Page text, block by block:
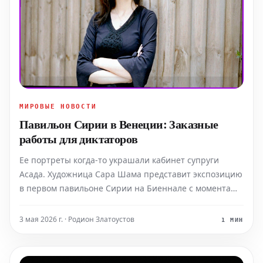
МИРОВЫЕ НОВОСТИ
Павильон Сирии в Венеции: Заказные
работы для диктаторов
Ее портреты когда-то украшали кабинет супруги
Асада. Художница Сара Шама представит экспозицию
в первом павильоне Сирии на Биеннале с момента
по-прежнему?
3 мая 2026 г. · Родион Златоустов 1 МИН